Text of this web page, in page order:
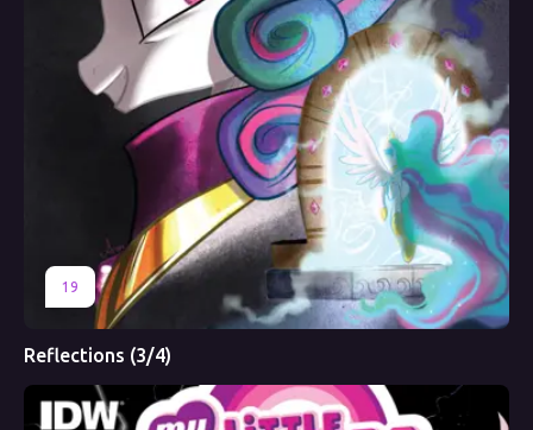
19
Reflections (3/4)